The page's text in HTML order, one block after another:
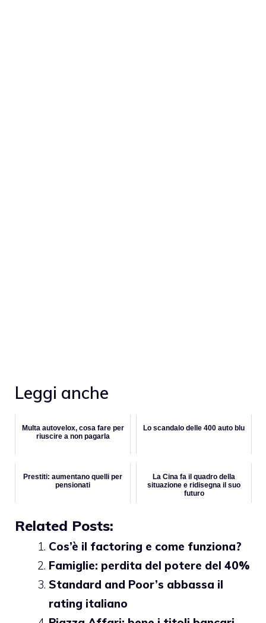
Leggi anche
Multa autovelox, cosa fare per
riuscire a non pagarla
Lo scandalo delle 400 auto blu
Prestiti: aumentano quelli per
pensionati
La Cina fa il quadro della
situazione e ridisegna il suo
futuro
Related Posts:
Cos’è il factoring e come funziona?
Famiglie: perdita del potere del 40%
Standard and Poor’s abbassa il
rating italiano